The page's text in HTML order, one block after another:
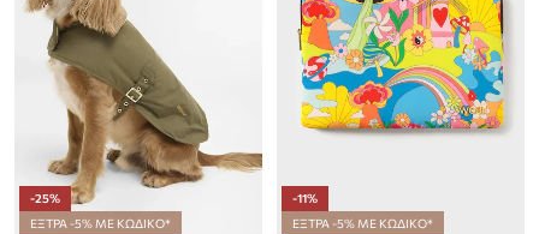
-25%
ΕΞΤΡΑ -5% ΜΕ ΚΩΔΙΚΟ*
-11%
ΕΞΤΡΑ -5% ΜΕ ΚΩΔΙΚΟ*